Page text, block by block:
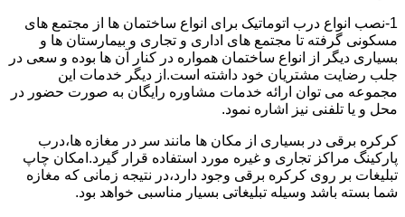
1-نصب انواع درب اتوماتیک برای انواع ساختمان ها از مجتمع های
مسکونی گرفته تا مجتمع های اداری و تجاری و بیمارستان ها و
بسیاری دیگر از انواع ساختمان همواره در کنار آن ها بوده و سعی در
جلب رضایت مشتریان خود داشته است.از دیگر خدمات این
مجموعه می توان ارائه خدمات مشاوره رایگان به صورت حضور در
محل و یا تلفنی نیز اشاره نمود.
کرکره برقی در بسیاری از مکان ها مانند سر در مغازه ها،درب
پارکینگ مراکز تجاری و غیره مورد استفاده قرار گیرد.امکان چاپ
تبلیغات بر روی کرکره برقی وجود دارد،در نتیجه زمانی که مغازه
شما بسته باشد وسیله تبلیغاتی بسیار مناسبی خواهد بود.